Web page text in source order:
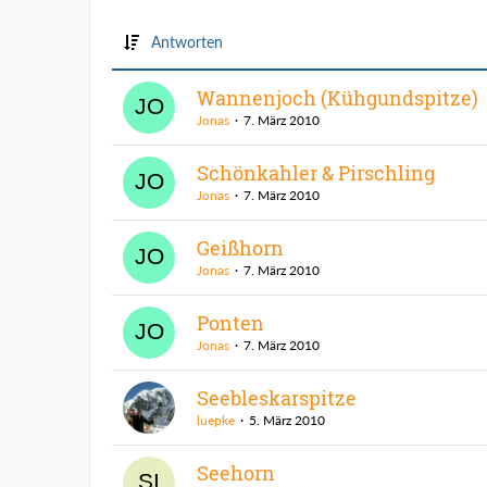
Antworten
Wannenjoch (Kühgundspitze)
Jonas 7. März 2010
Schönkahler & Pirschling
Jonas 7. März 2010
Geißhorn
Jonas 7. März 2010
Ponten
Jonas 7. März 2010
Seebleskarspitze
luepke 5. März 2010
Seehorn